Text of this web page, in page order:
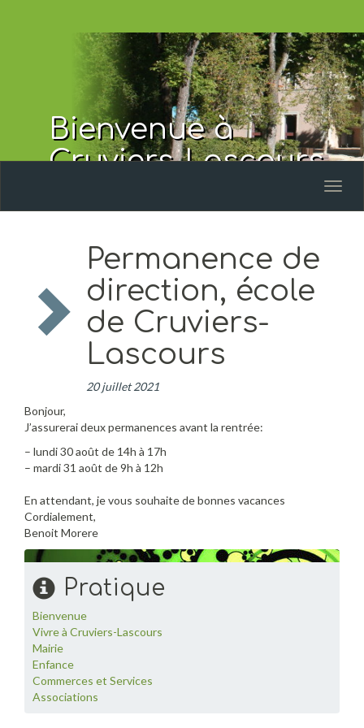
Bienvenue à
Cruviers-Lascours
Permanence de
direction, école
de Cruviers-
Lascours
20 juillet 2021
Bonjour,
J’assurerai deux permanences avant la rentrée:
– lundi 30 août de 14h à 17h
– mardi 31 août de 9h à 12h
En attendant, je vous souhaite de bonnes vacances
Cordialement,
Benoit Morere
Pratique
Bienvenue
Vivre à Cruviers-Lascours
Mairie
Enfance
Commerces et Services
Associations